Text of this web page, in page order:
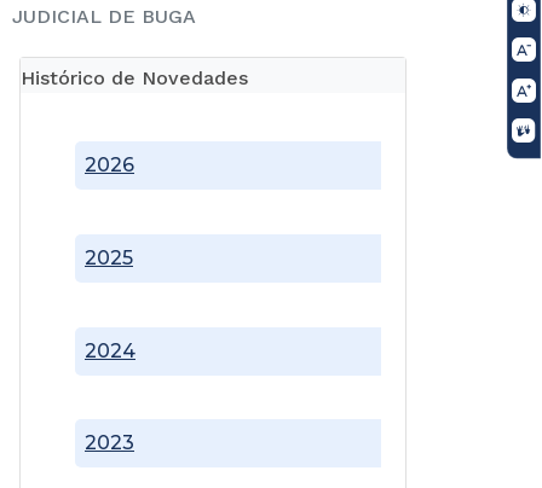
JUDICIAL DE BUGA
Histórico de Novedades
2023
2024
2025
2026